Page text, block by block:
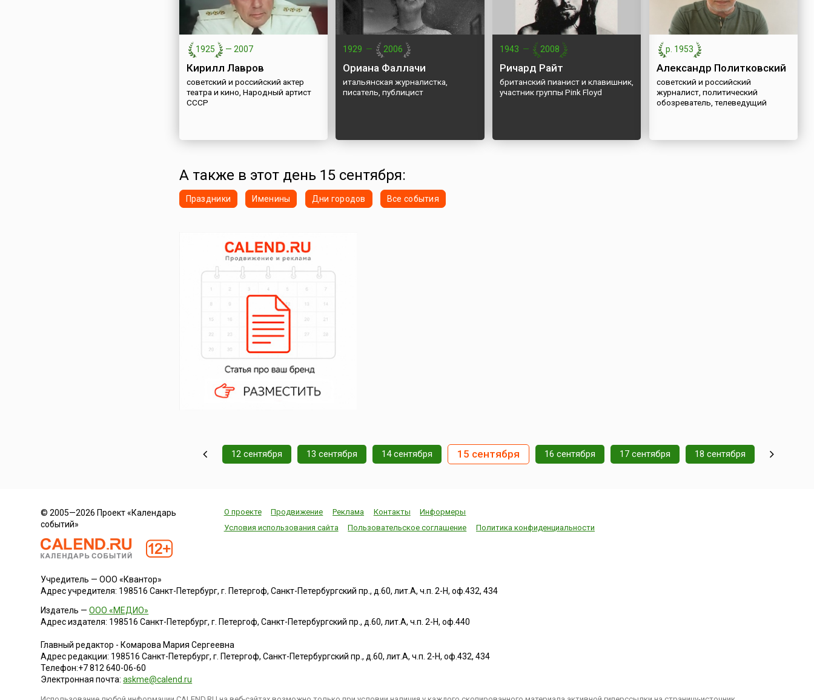
1925 — 2007
Кирилл Лавров
советский и российский актер
театра и кино, Народный артист
СССР
1929 — 2006
Ориана Фаллачи
итальянская журналистка,
писатель, публицист
1943 — 2008
Ричард Райт
британский пианист и клавишник,
участник группы Pink Floyd
р. 1953
Александр Политковский
советский и российский
журналист, политический
обозреватель, телеведущий
А также в этот день 15 сентября:
Праздники Именины Дни городов Все события
12 сентября 13 сентября 14 сентября 15 сентября 16 сентября 17 сентября 18 сентября
© 2005—2026 Проект «Календарь
событий»
О проекте Продвижение Реклама Контакты
Информеры
Условия использования сайта
Пользовательское соглашение Политика конфиденциальности
Учредитель — ООО «Квантор»
Адрес учредителя: 198516 Санкт-Петербург, г. Петергоф, Санкт-Петербургский пр., д.60, лит.А, ч.п. 2-Н, оф.432, 434
Издатель —ООО «МЕДИО»
Адрес издателя: 198516 Санкт-Петербург, г. Петергоф, Санкт-Петербургский пр., д.60, лит.А, ч.п. 2-Н, оф.440
Главный редактор - Комарова Мария Сергеевна
Адрес редакции: 198516 Санкт-Петербург, г. Петергоф,Санкт-Петербургский пр., д.60, лит.А, ч.п. 2-Н, оф.432, 434
Телефон:+7 812 640-06-60
Электронная почта:askme@calend.ru